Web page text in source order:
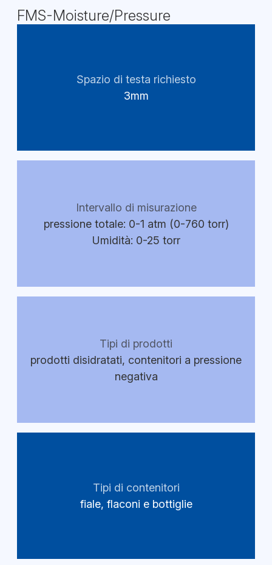
FMS-Moisture/Pressure
Spazio di testa richiesto
3mm
Intervallo di misurazione
pressione totale: 0-1 atm (0-760 torr)
Umidità: 0-25 torr
Tipi di prodotti
prodotti disidratati, contenitori a pressione
negativa
Tipi di contenitori
fiale, flaconi e bottiglie